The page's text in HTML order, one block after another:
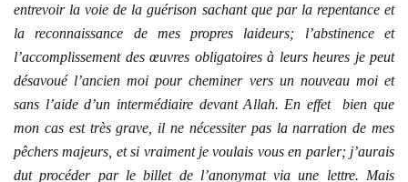
entrevoir la voie de la guérison sachant que par la repentance et
la reconnaissance de mes propres laideurs; l’abstinence et
l’accomplissement des œuvres obligatoires à leurs heures je peut
désavoué l’ancien moi pour cheminer vers un nouveau moi et
sans l’aide d’un intermédiaire devant Allah. En effet bien que
mon cas est très grave, il ne nécessiter pas la narration de mes
pêchers majeurs, et si vraiment je voulais vous en parler; j’aurais
dut procéder par le billet de l’anonymat via une lettre. Mais